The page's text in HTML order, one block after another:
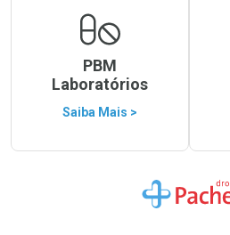
PBM
Laboratórios
Saiba Mais >
Ir para a Home